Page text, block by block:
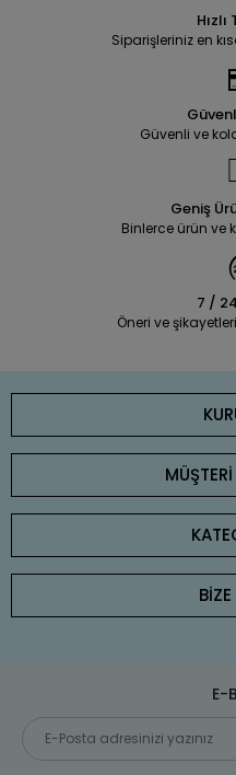
Siparişleriniz en
Güvenli ve
Geniş
Binlerce ürün ve
7 /
Öneri ve
E-